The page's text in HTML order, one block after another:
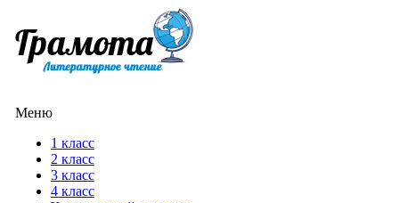
Меню
1 класс
2 класс
3 класс
4 класс